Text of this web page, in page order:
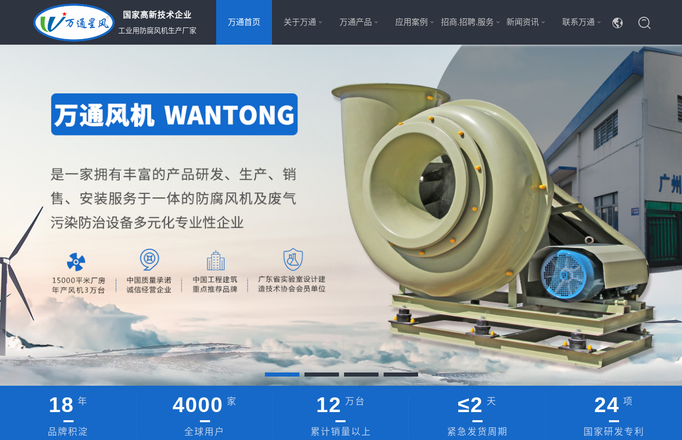
国家高新技术企业
工业用防腐风机生产厂家
万通首页 关于万通 万通产品 应用案例 招商.招聘.服务 新闻资讯 联系万通
18 年
品牌积淀
4000 家
全球用户
12 万台
累计销量以上
≤2 天
紧急发货周期
24 项
国家研发专利